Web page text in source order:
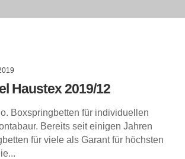
Haustex 2019/12
Boxspringbetten für individuellen
Bereits seit einigen Jahren
für viele als Garant für höchsten